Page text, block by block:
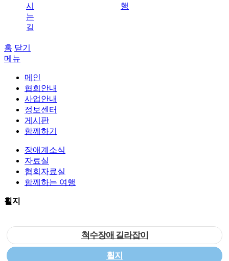
시
는
길
행
홈 닫기
메뉴
메인
협회안내
사업안내
정보센터
게시판
함께하기
장애계소식
자료실
협회자료실
함께하는 여행
휠지
척수장애 길라잡이
휠지